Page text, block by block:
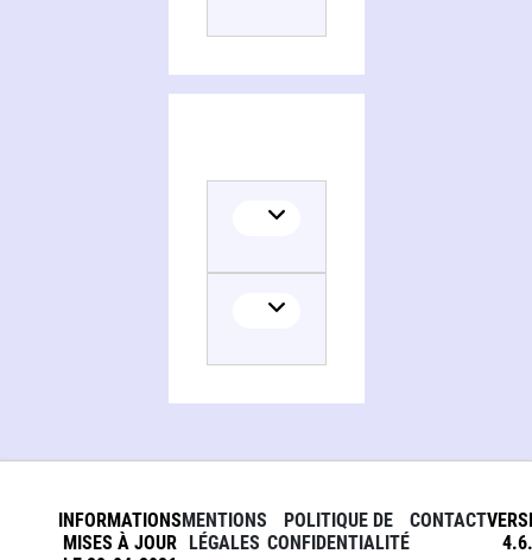
INFORMATIONS
MISES À JOUR
MENTIONS
LÉGALES
POLITIQUE DE
CONFIDENTIALITÉ
CONTACT